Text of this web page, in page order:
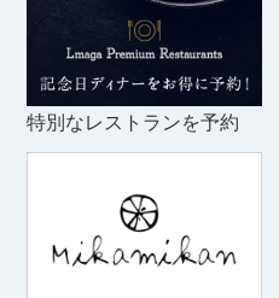
特別なレストランを予約